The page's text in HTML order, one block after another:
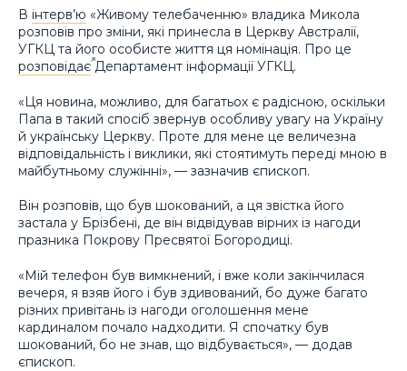
В інтерв’ю «Живому телебаченню» владика Микола
розповів про зміни, які принесла в Церкву Австралії,
УГКЦ та його особисте життя ця номінація. Про це
розповідаєДепартамент інформації УГКЦ.
«Ця новина, можливо, для багатьох є радісною, оскільки
Папа в такий спосіб звернув особливу увагу на Україну
й українську Церкву. Проте для мене це величезна
відповідальність і виклики, які стоятимуть переді мною в
майбутньому служінні», — зазначив єпископ.
Він розповів, що був шокований, а ця звістка його
застала у Брізбені, де він відвідував вірних із нагоди
празника Покрову Пресвятої Богородиці.
«Мій телефон був вимкнений, і вже коли закінчилася
вечеря, я взяв його і був здивований, бо дуже багато
різних привітань із нагоди оголошення мене
кардиналом почало надходити. Я спочатку був
шокований, бо не знав, що відбувається», — додав
єпископ.